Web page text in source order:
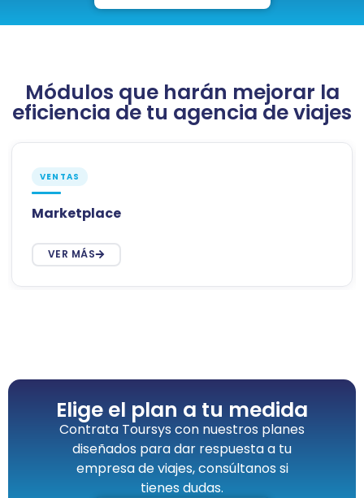
Módulos que harán mejorar la
eficiencia de tu agencia de viajes
VENTAS
Marketplace
VER MÁS
Elige el plan a tu medida
Contrata Toursys con nuestros planes
diseñados para dar respuesta a tu
empresa de viajes, consúltanos si
tienes dudas.